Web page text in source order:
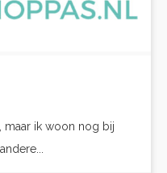
maar ik woon nog bij